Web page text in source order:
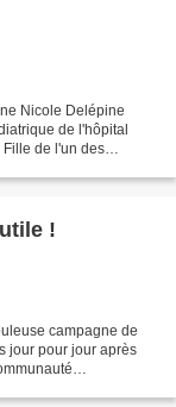
Nicole Delépine
de l'hôpital
de l'un des
!
campagne de
jour pour jour après